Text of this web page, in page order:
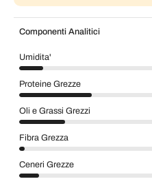
Componenti Analitici
Umidita'
Proteine Grezze
Oli e Grassi Grezzi
Fibra Grezza
Ceneri Grezze